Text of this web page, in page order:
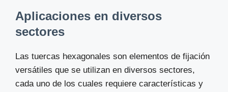
Aplicaciones en diversos
sectores
Las tuercas hexagonales son elementos de fijación
versátiles que se utilizan en diversos sectores,
cada uno de los cuales requiere características y